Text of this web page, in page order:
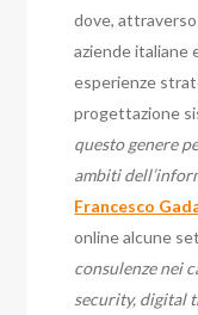
dove,
aziende italiane
esperienze
progettazione
questo genere
ambiti
Francesco
online alcune
consulenze nei
security, digital